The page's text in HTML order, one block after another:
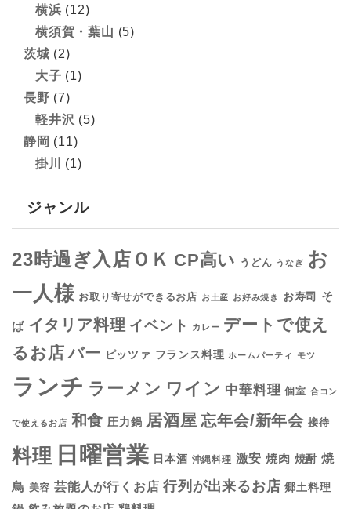
横浜 (12)
横須賀・葉山 (5)
茨城 (2)
大子 (1)
長野 (7)
軽井沢 (5)
静岡 (11)
掛川
(1)
ジャンル
23時過ぎ入店ＯＫ CP高い うどん うなぎ お
一人様 お取り寄せができるお店 お土産 お好み焼き お寿司 そ
ば イタリア料理 イベント カレー デートで使え
るお店 バー ピッツァ フランス料理 ホームパーティ モツ
ランチ ラーメン ワイン 中華料理 個室 合コン
で使えるお店 和食 圧力鍋 居酒屋 忘年会/新年会 接待
料理 日曜営業 日本酒 沖縄料理 激安 焼肉 焼酎 焼
鳥 美容 芸能人が行くお店 行列が出来るお店 郷土料理